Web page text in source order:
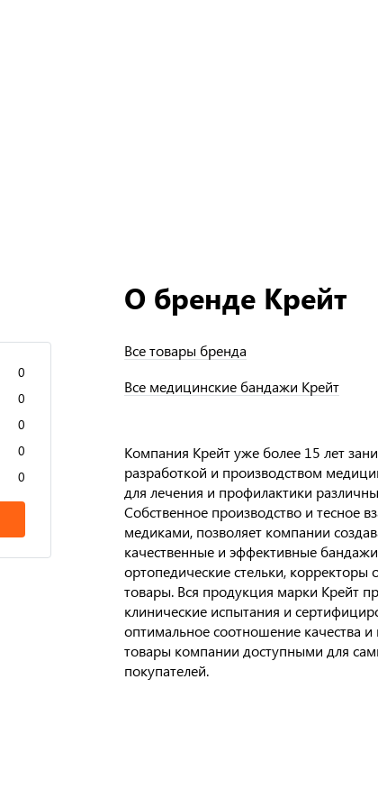
0
0
0
0
0
О бренде Крейт
Все товары бренда
Все медицинские бандажи Крейт
Компания Крейт уже более 15 лет
разработкой и производством
для лечения и профилактики
Собственное производство и тесное
медиками, позволяет компании
качественные и эффективные
ортопедические стельки, корректоры
товары. Вся продукция марки Крейт
клинические испытания и
оптимальное соотношение качества и
товары компании доступными для
покупателей.